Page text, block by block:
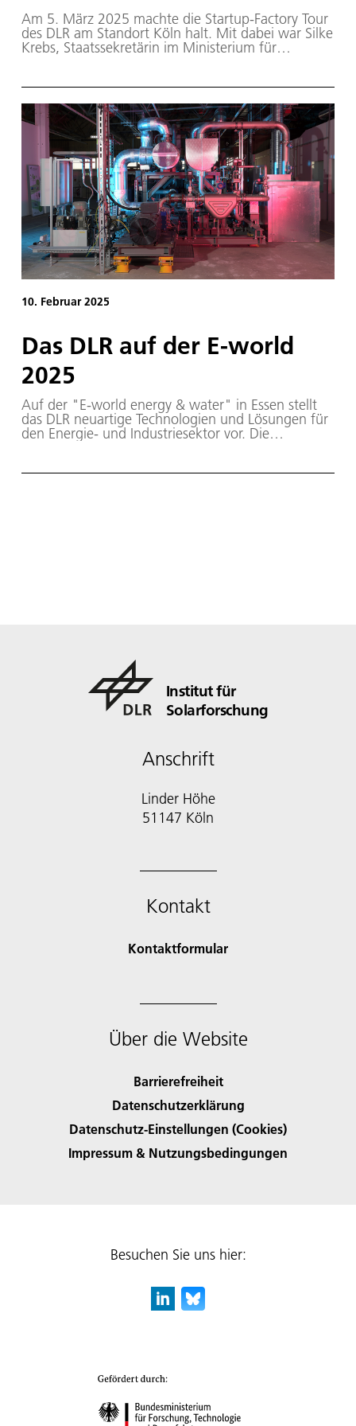
Am 5. März 2025 machte die Startup-Factory Tour
des DLR am Standort Köln halt. Mit dabei war Silke
Krebs, Staatssekretärin im Ministerium für
10. Februar 2025
Das DLR auf der E-world
2025
Auf der "E-world energy & water" in Essen stellt
das DLR neuartige Technologien und Lösungen für
den Energie- und Industriesektor vor. Die
Verwaltung und Politik zusammen.
Institut für
Solarforschung
Anschrift
Linder Höhe
51147 Köln
Kontakt
Kontaktformular
Über die Website
Barrierefreiheit
Datenschutzerklärung
Datenschutz-Einstellungen (Cookies)
Impressum & Nutzungsbedingungen
Besuchen Sie uns hier: